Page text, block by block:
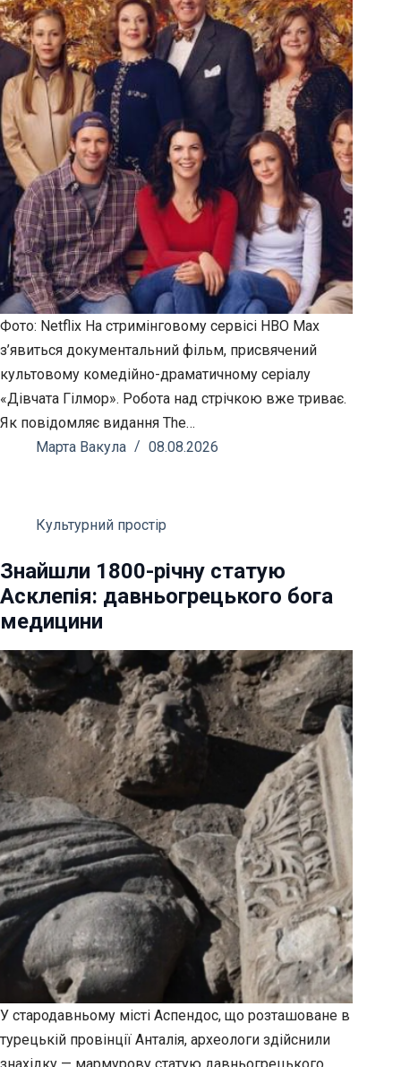
Фото: Netflix На стримінговому сервісі HBO Max
з’явиться документальний фільм, присвячений
культовому комедійно-драматичному серіалу
«Дівчата Гілмор». Робота над стрічкою вже триває.
Як повідомляє видання The…
Марта Вакула
08.08.2026
Культурний простір
Знайшли 1800-річну статую
Асклепія: давньогрецького бога
медицини
У стародавньому місті Аспендос, що розташоване в
турецькій провінції Анталія, археологи здійснили